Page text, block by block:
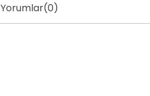
Yorumlar(0)